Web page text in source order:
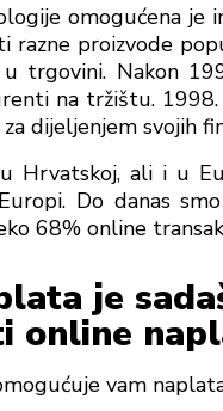
omogućena
razne proizvode
trgovini. Nakon
na tržištu.
dijeljenjem svojih
Hrvatskoj, ali i u
Do danas
68% online
je
online
vam